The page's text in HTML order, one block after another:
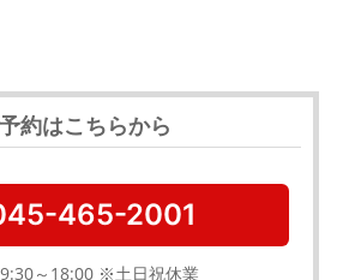
約はこちらから
465-2001
～18:00 ※土日祝休業